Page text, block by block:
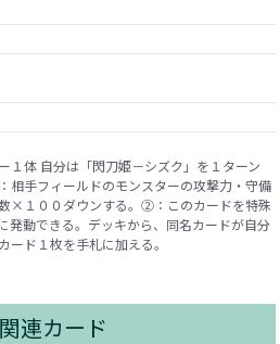
１体 自分は「閃刀姫－シズク」を１ターン
相手フィールドのモンスターの攻撃力・守備
×１００ダウンする。②：このカードを特殊
発動できる。デッキから、同名カードが自分
ド１枚を手札に加える。
関連カード